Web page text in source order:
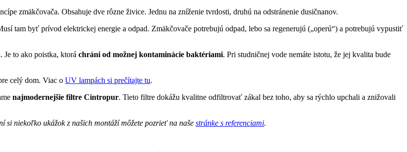
zmäkčovača. Obsahuje dve rôzne živice. Jednu na zníženie tvrdosti, druhú na odstránenie dusičnanov.
tam byť prívod elektrickej energie a odpad. Zmäkčovače potrebujú odpad, lebo sa regenerujú („operú“) a potrebujú vypustiť
. Je to ako poistka, ktorá chráni od možnej kontaminácie baktériami. Pri studničnej vode nemáte istotu, že jej kvalita bude
celý dom. Viac o UV lampách si prečítajte tu.
najmodernejšie filtre Cintropur. Tieto filtre dokážu kvalitne odfiltrovať zákal bez toho, aby sa rýchlo upchali a znižovali
niekoľko ukážok z našich montáží môžete pozrieť na naše stránke s referenciami.